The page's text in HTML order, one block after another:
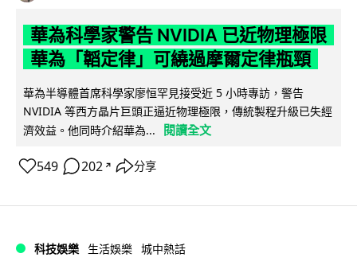
華為科學家警告 NVIDIA 已近物理極限
華為「韜定律」可繞過摩爾定律瓶頸
華為半導體首席科學家廖恒罕見接受近 5 小時專訪，警告
NVIDIA 等西方晶片巨頭正逼近物理極限，傳統製程升級已失經
濟效益。他同時介紹華為...
閱讀全文
549 202 ↗ 分享
科技娛樂 生活娛樂 城中熱話